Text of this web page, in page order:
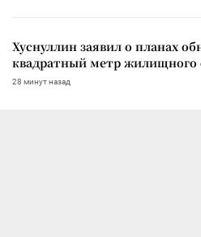
Хуснуллин заявил о планах
квадратный метр жилищного
28 минут назад